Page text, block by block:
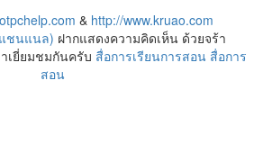
& http://www.kruao.com
ชนแนล) ฝากแสดงความคิดเห็น ด้วยจร้า
เยี่ยมชมกันครับ สื่อการเรียนการสอน สื่อการ
สอน